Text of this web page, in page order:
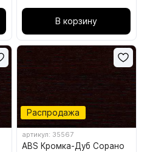
В корзину
Распродажа
артикул: 35567
ABS Кромка-Дуб Сорано